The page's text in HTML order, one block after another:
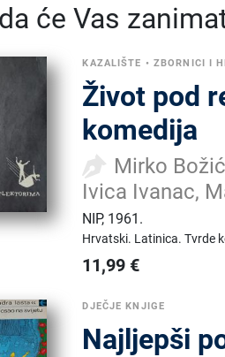
će Vas
KAZALIŠTE • ZBORNICI I
Život pod
komedija
Mirko
Ivica Ivanac,
NIP, 1961.
Hrvatski. Latinica.Tvrde
11,99 €
DJEČJE KNJIGE
Najljepši